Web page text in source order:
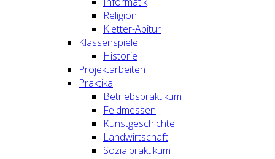
Religion
Kletter-Abitur
Klassenspiele
Historie
Projektarbeiten
Praktika
Betriebspraktikum
Feldmessen
Kunstgeschichte
Landwirtschaft
Sozialpraktikum